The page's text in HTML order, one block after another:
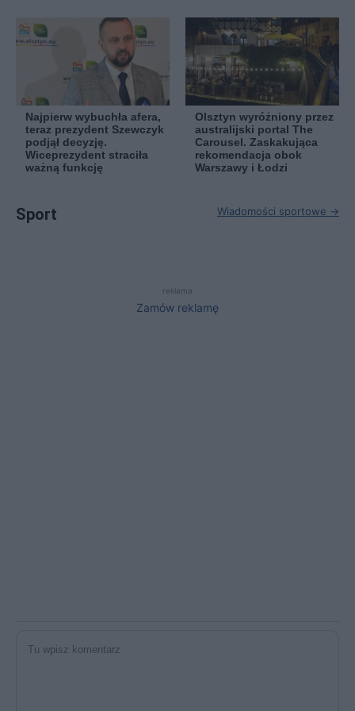
Najpierw wybuchła afera,
teraz prezydent Szewczyk
podjął decyzję.
Wiceprezydent straciła
ważną funkcję
Olsztyn wyróżniony przez
australijski portal The
Carousel. Zaskakująca
rekomendacja obok
Warszawy i Łodzi
Sport Wiadomości sportowe →
reklama
Zamów reklamę